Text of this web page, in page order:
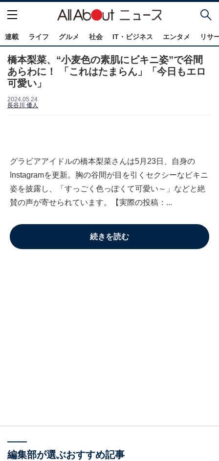
連載 ライフ グルメ 社会 IT・ビジネス エンタメ リサ
橋本梨菜、“小麦色の素肌にビキニ姿”で谷間
あらわに！ 「これはたまらん」「今日もエロ
可愛い」
2024.05.24
長谷川 優人
グラビアアイドルの橋本梨菜さんは5月23日、自身の
Instagramを更新。胸の谷間が目を引くセクシーなビキニ
姿を披露し、「すっごく色っぽくて可愛い～」などと絶
賛の声が寄せられています。【実際の投稿：...
続きを読む
編集部が選ぶおすすめ記事